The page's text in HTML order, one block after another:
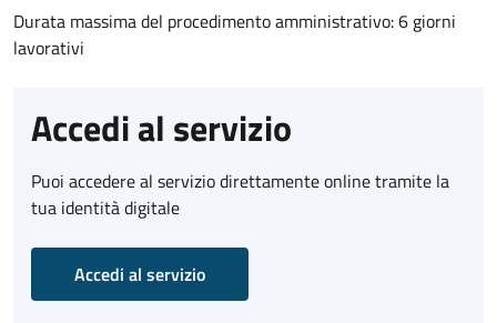
Durata massima del procedimento amministrativo: 6 giorni
lavorativi
Accedi al servizio
Puoi accedere al servizio direttamente online tramite la
tua identità digitale
Accedi al servizio